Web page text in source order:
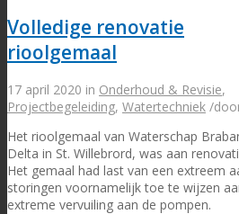
Volledige renovatie
rioolgemaal
17 april 2020 in Onderhoud & Revisie,
Projectbegeleiding, Watertechniek /
Het rioolgemaal van Waterschap
Delta in St. Willebrord, was aan
Het gemaal had last van een extreem
storingen voornamelijk toe te wijzen
extreme vervuiling aan de pompen.